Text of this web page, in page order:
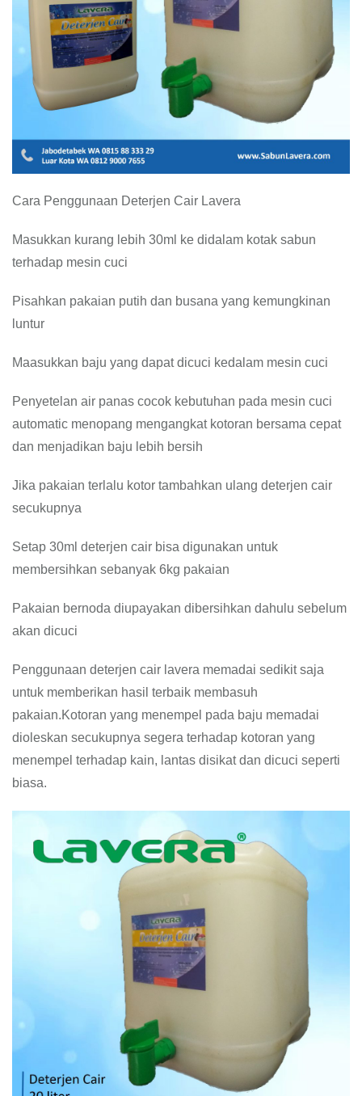
Cara Penggunaan Deterjen Cair Lavera
Masukkan kurang lebih 30ml ke didalam kotak sabun
terhadap mesin cuci
Pisahkan pakaian putih dan busana yang kemungkinan
luntur
Maasukkan baju yang dapat dicuci kedalam mesin cuci
Penyetelan air panas cocok kebutuhan pada mesin cuci
automatic menopang mengangkat kotoran bersama cepat
dan menjadikan baju lebih bersih
Jika pakaian terlalu kotor tambahkan ulang deterjen cair
secukupnya
Setap 30ml deterjen cair bisa digunakan untuk
membersihkan sebanyak 6kg pakaian
Pakaian bernoda diupayakan dibersihkan dahulu sebelum
akan dicuci
Penggunaan deterjen cair lavera memadai sedikit saja
untuk memberikan hasil terbaik membasuh
pakaian.Kotoran yang menempel pada baju memadai
dioleskan secukupnya segera terhadap kotoran yang
menempel terhadap kain, lantas disikat dan dicuci seperti
biasa.